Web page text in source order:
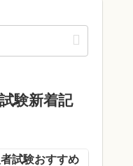
験新着記
試験おすすめ